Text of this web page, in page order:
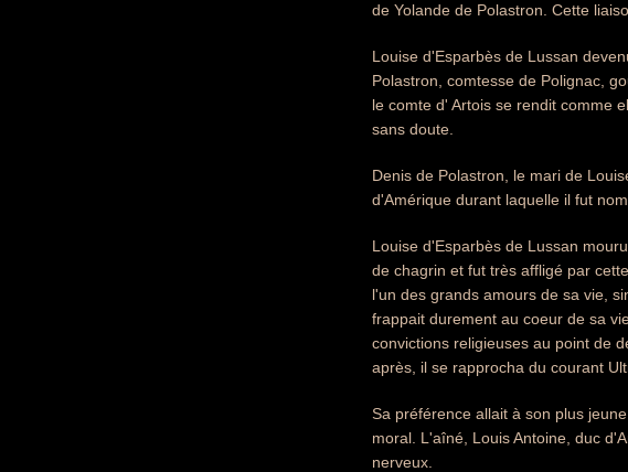
de Yolande de Polastron. Cette
Louise d'Esparbès de Lussan
Polastron, comtesse de Polignac,
le comte d' Artois se rendit comme
sans doute.
Denis de Polastron, le mari de
d'Amérique durant laquelle il fut
Louise d'Esparbès de Lussan
de chagrin et fut très affligé par
l'un des grands amours de sa vie,
frappait durement au coeur de sa
convictions religieuses au point de
après, il se rapprocha du courant
Sa préférence allait à son plus
moral. L'aîné, Louis Antoine, duc
nerveux.